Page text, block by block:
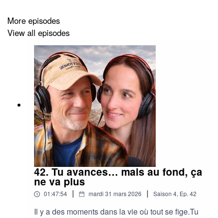
Arthur, c’est un feu qui avance vite mais pense loin. Une
voix qui donne envie de faire plus, mais surtout
mieux.
Et toi, si ton énergie servait un projet plus grand que
More episodes
View all episodes
42. Tu avances… mais au fond, ça
ne va plus
01:47:54 | mardi 31 mars 2026 | Saison 4, Ep. 42
Il y a des moments dans la vie où tout se fige.Tu